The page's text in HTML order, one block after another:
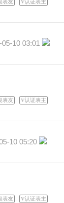
表友 认证表主
10 03:01
表友 认证表主
10 05:20
表友 认证表主